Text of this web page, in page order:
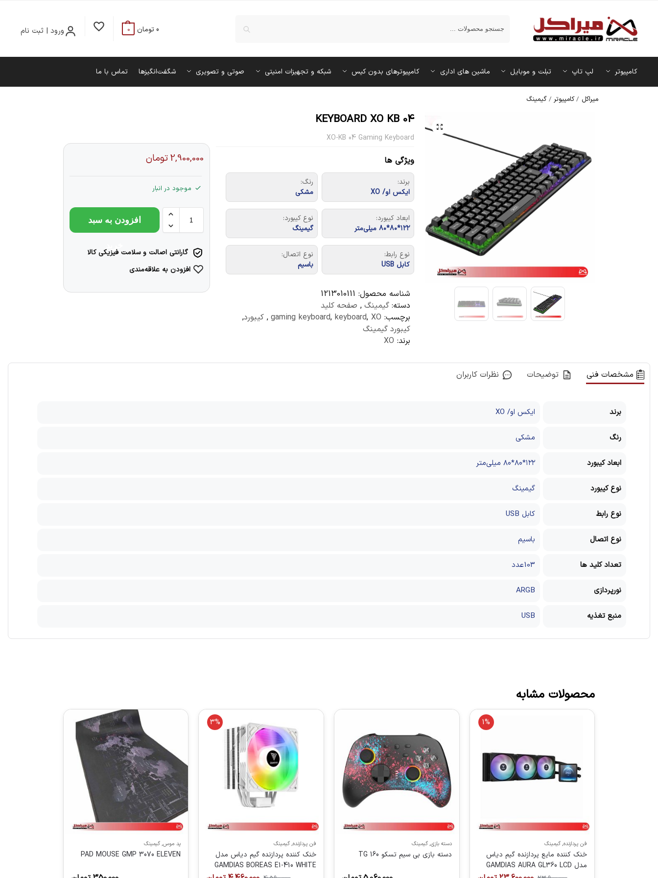
ورود | ثبت نام 0 تومان 0
کامپیوتر لپ تاپ تبلت و موبایل ماشین‌ های اداری کامپیوترهای بدون کیس شبکه و تجهیزات امنیتی صوتی و تصویری شگفت‌انگیزها تماس با ما
میراکل /کامپیوتر /گیمینگ
KEYBOARD XO KB 04
XO-KB 04 Gaming Keyboard
ویژگی ها
برند:
ایکس او/ XO
رنگ:
مشکی
ابعاد کیبورد:
۱۲۲*۸۰*۸۰ میلی‌متر
نوع کیبورد:
گیمینگ
نوع رابط:
کابل USB
نوع اتصال:
باسیم
شناسه محصول: 1213010111
دسته:گیمینگ , صفحه کلید
برچسب:
gaming keyboard, keyboard, XO
,کیبورد,
کیبورد گیمینگ
برند: XO
2,900,000تومان
موجود در انبار
افزودن به سبد
گارانتی اصالت و سلامت فیزیکی کالا
افزودن به علاقه‌مندی
مشخصات فنی توضیحات نظرات کاربران
برند ایکس او/ XO
رنگ مشکی
ابعاد کیبورد ۱۲۲*۸۰*۸۰ میلی‌متر
نوع کیبورد گیمینگ
نوع رابط کابل USB
نوع اتصال باسیم
تعداد کلید ها 103عدد
نورپردازی ARGB
منبع تغذیه USB
محصولات مشابه
1%
فن پردازنده,گیمینگ
خنک کننده مایع پردازنده گیم دیاس
مدل GAMDIAS AURA GL360 LCD
دسته بازی,گیمینگ
دسته بازی بی سیم تسکو TG 160
3%
فن پردازنده,گیمینگ
خنک کننده پردازنده گیم دیاس مدل
GAMDIAS BOREAS E1-410 WHITE
پد موس,گیمینگ
PAD MOUSE GMP 3070 ELEVEN